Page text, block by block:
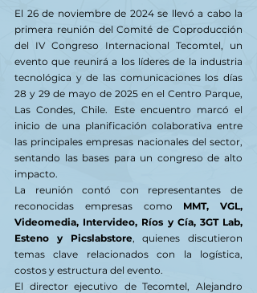
El 26 de noviembre de 2024 se llevó a cabo la
primera reunión del Comité de Coproducción
del IV Congreso Internacional Tecomtel, un
evento que reunirá a los líderes de la industria
tecnológica y de las comunicaciones los días
28 y 29 de mayo de 2025 en el Centro Parque,
Las Condes, Chile. Este encuentro marcó el
inicio de una planificación colaborativa entre
las principales empresas nacionales del sector,
sentando las bases para un congreso de alto
impacto.
La reunión contó con representantes de
reconocidas empresas como MMT, VGL,
Videomedia, Intervideo, Ríos y Cía, 3GT Lab,
Esteno y Picslabstore, quienes discutieron
temas clave relacionados con la logística,
costos y estructura del evento.
El director ejecutivo de Tecomtel, Alejandro